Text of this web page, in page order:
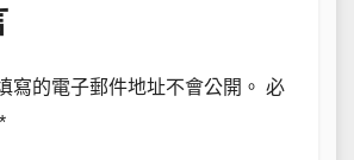
寫的電子郵件地址不會公開。 必
*